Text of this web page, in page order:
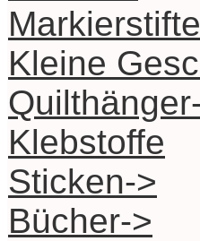
Kleine
Klebstoffe
Sticken->
Bücher->